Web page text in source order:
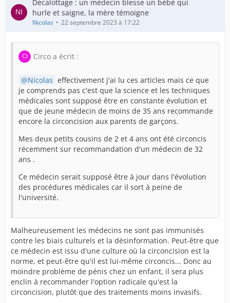
Décalottage : un médecin blesse un bébé qui
hurle et saigne, la mère témoigne
Nicolas 22 septembre 2023 à 17:22
Circo a écrit :
Nicolas effectivement j'ai lu ces articles mais ce que
je comprends pas c'est que la science et les techniques
médicales sont supposé être en constante évolution et
que de jeune médecin de moins de 35 ans recommande
encore la circoncision aux parents de garçons.
Mes deux petits cousins de 2 et 4 ans ont été circoncis
récemment sur recommandation d'un médecin de 32
ans .
Ce médecin serait supposé être à jour dans l'évolution
des procédures médicales car il sort à peine de
l'université.
Malheureusement les médecins ne sont pas immunisés
contre les biais culturels et la désinformation. Peut-être que
ce médecin est issu d'une culture où la circoncision est la
norme, et peut-être qu'il est lui-même circoncis... Donc au
moindre problème de pénis chez un enfant, il sera plus
enclin à recommander l'option radicale qu'est la
circoncision, plutôt que des traitements moins invasifs.